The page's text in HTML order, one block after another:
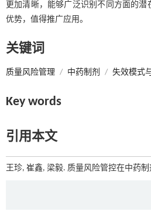
更加清晰，能够广泛识别不同方面的
优势，值得推广应用。
关键词
质量风险管理 / 中药制剂 / 失效模式
Key words
引用本文
王珍, 崔鑫, 梁毅. 质量风险管控在中药